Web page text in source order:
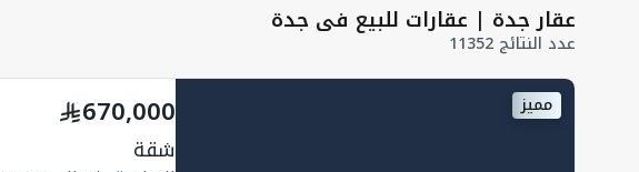
عقار جدة | عقارات للبيع في جدة
عدد النتائج 11352
مميز 670,000
شقة